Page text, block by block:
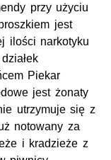
przy użyciu
jest
ilości narkotyku
Piekar
jest żonaty
utrzymuje się z
notowany za
i kradzieże z